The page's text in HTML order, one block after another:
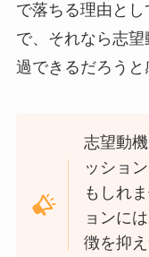
で落ちる理由と
で、それなら志
過できるだろうと
志望動
ッショ
もしれ
ョンに
徴を抑